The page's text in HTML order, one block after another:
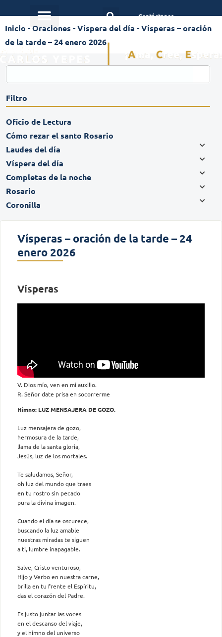
Contáctanos
Inicio -Oraciones -Víspera del día -Vísperas – oración
de la tarde – 24 enero 2026
Filtro
Oficio de Lectura
Cómo rezar el santo Rosario
Laudes del día
Víspera del día
Completas de la noche
Rosario
Coronilla
Vísperas – oración de la tarde – 24
enero 2026
Vísperas
V. Dios mío, ven en mi auxilio.
R. Señor date prisa en socorrerme
Himno: LUZ MENSAJERA DE GOZO.
Luz mensajera de gozo,
hermosura de la tarde,
llama de la santa gloria,
Jesús, luz de los mortales.
Te saludamos, Señor,
oh luz del mundo que traes
en tu rostro sin pecado
pura la divina imagen.
Cuando el día se oscurece,
buscando la luz amable
nuestras miradas te siguen
a ti, lumbre inapagable.
Salve, Cristo venturoso,
Hijo y Verbo en nuestra carne,
brilla en tu frente el Espíritu,
das el corazón del Padre.
Es justo juntar las voces
en el descanso del viaje,
y el himno del universo